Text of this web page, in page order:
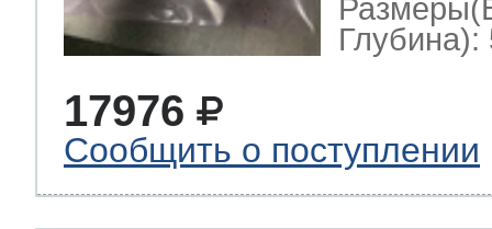
Глубина):
17976
Сообщить о поступлении